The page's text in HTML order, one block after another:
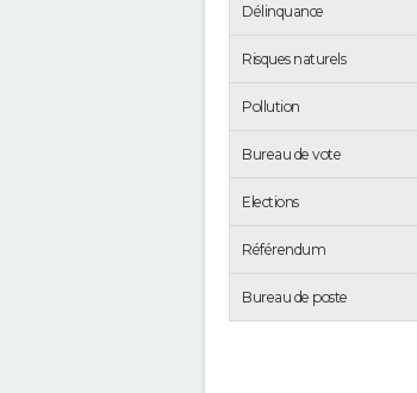
Délinquance
Risques naturels
Pollution
Bureau de vote
Elections
Référendum
Bureau de poste